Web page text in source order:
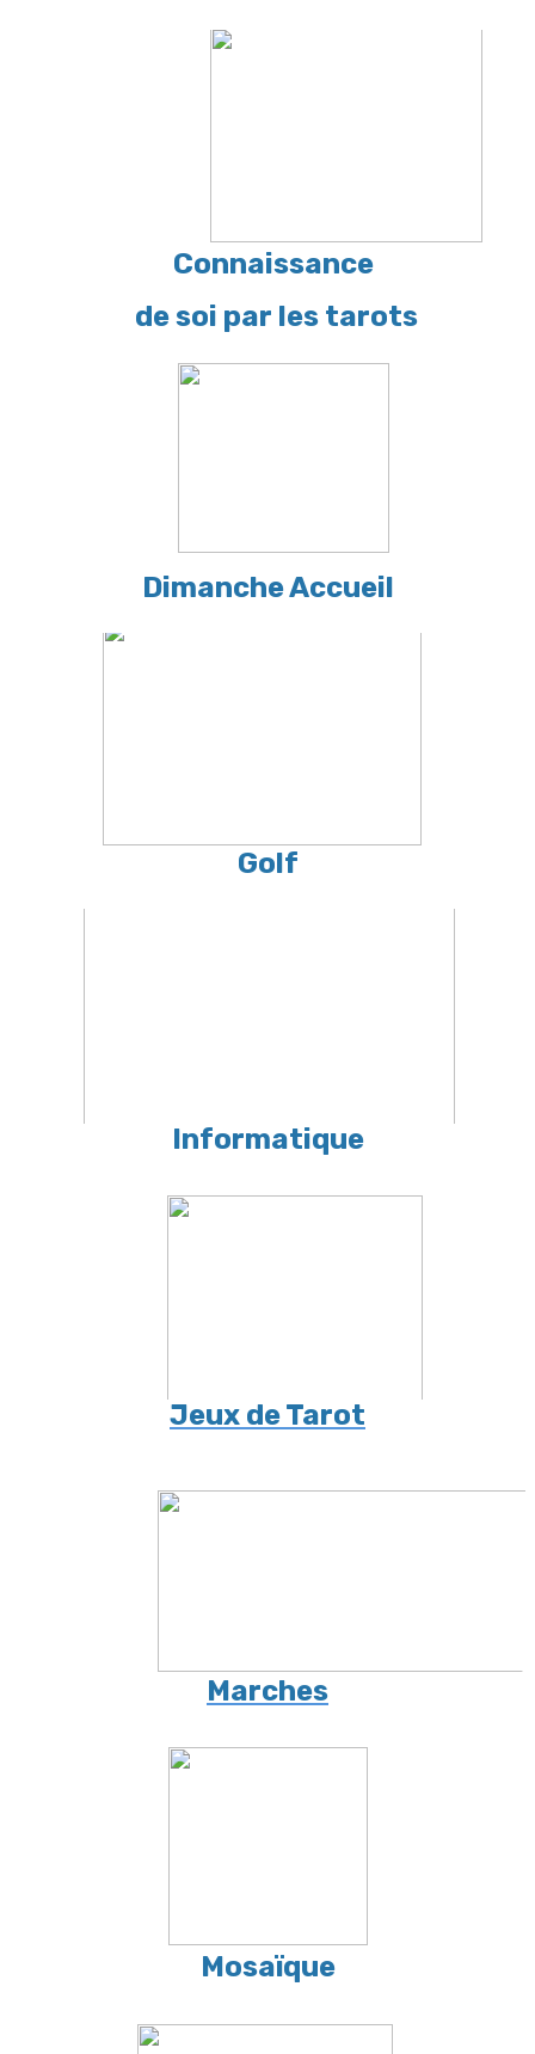
Connaissance
de soi par les tarots
Dimanche Accueil
Golf
Informatique
Jeux de Tarot
Marches
Mosaïque